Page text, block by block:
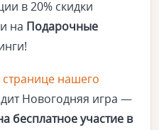
в 20% скидки
на Подарочные
странице нашего
Новогодняя игра —
бесплатное участие в